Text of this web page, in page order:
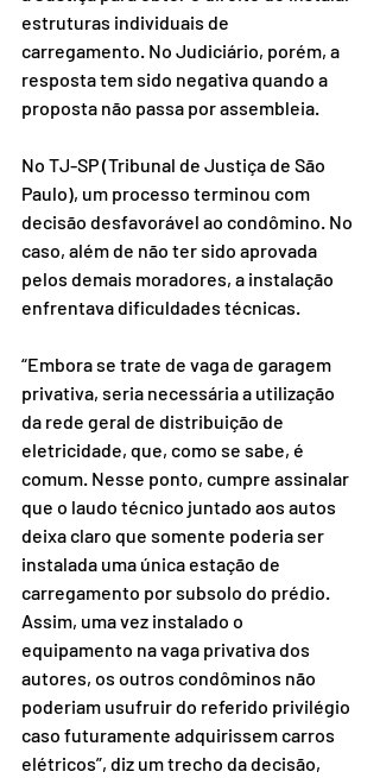
estruturas individuais de
carregamento. No Judiciário, porém, a
resposta tem sido negativa quando a
proposta não passa por assembleia.
No TJ-SP (Tribunal de Justiça de São
Paulo), um processo terminou com
decisão desfavorável ao condômino. No
caso, além de não ter sido aprovada
pelos demais moradores, a instalação
enfrentava dificuldades técnicas.
“Embora se trate de vaga de garagem
privativa, seria necessária a utilização
da rede geral de distribuição de
eletricidade, que, como se sabe, é
comum. Nesse ponto, cumpre assinalar
que o laudo técnico juntado aos autos
deixa claro que somente poderia ser
instalada uma única estação de
carregamento por subsolo do prédio.
Assim, uma vez instalado o
equipamento na vaga privativa dos
autores, os outros condôminos não
poderiam usufruir do referido privilégio
caso futuramente adquirissem carros
elétricos”, diz um trecho da decisão,